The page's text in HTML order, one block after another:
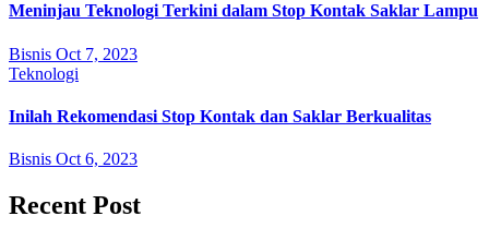
Meninjau Teknologi Terkini dalam Stop Kontak Saklar Lampu
Bisnis Oct 7, 2023
Teknologi
Inilah Rekomendasi Stop Kontak dan Saklar Berkualitas
Bisnis Oct 6, 2023
Recent Post